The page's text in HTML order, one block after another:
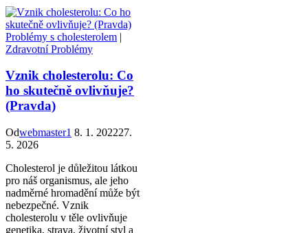
Problémy s cholesterolem |
Zdravotní Problémy
Vznik cholesterolu: Co
ho skutečně ovlivňuje?
(Pravda)
Odwebmaster1 8. 1. 202227.
5. 2026
Cholesterol je důležitou látkou
pro náš organismus, ale jeho
nadměrné hromadění může být
nebezpečné. Vznik
cholesterolu v těle ovlivňuje
genetika, strava, životní styl a